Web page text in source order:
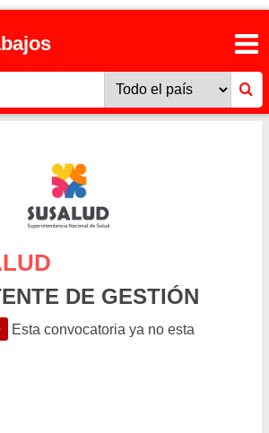
DE GESTIÓN
Esta convocatoria ya no esta